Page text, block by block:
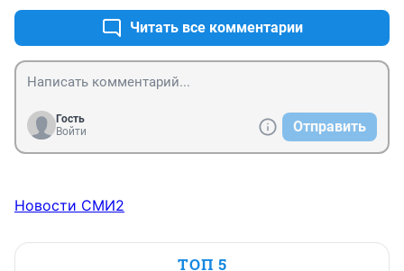
Читать все комментарии
Гость
Войти
Отправить
Новости СМИ2
ТОП 5